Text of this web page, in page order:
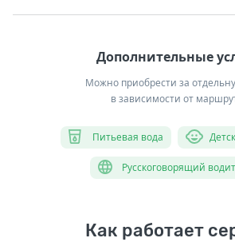
Дополнительные
Можно приобрести за
в зависимости от
Питьевая вода
Русскоговорящий
Как работает